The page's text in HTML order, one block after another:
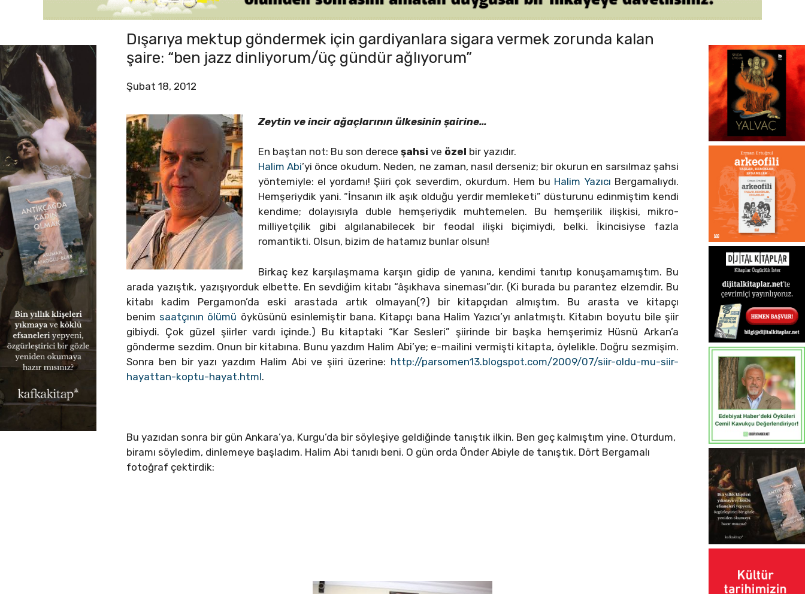
Dışarıya mektup göndermek için gardiyanlara sigara vermek zorunda kalan
şaire: “ben jazz dinliyorum/üç gündür ağlıyorum”
Şubat 18, 2012
Zeytin ve incir ağaçlarının ülkesinin şairine…
En baştan not: Bu son derece şahsi ve özel bir yazıdır.
Halim Abi’yi önce okudum. Neden, ne zaman, nasıl derseniz; bir okurun en sarsılmaz şahsi
yöntemiyle: el yordamı! Şiiri çok severdim, okurdum. Hem bu Halim Yazıcı Bergamalıydı.
Hemşeriydik yani. “İnsanın ilk aşık olduğu yerdir memleketi” düsturunu edinmiştim kendi
kendime; dolayısıyla duble hemşeriydik muhtemelen. Bu hemşerilik ilişkisi, mikro-
milliyetçilik gibi algılanabilecek bir feodal ilişki biçimiydi, belki. İkincisiyse fazla
romantikti. Olsun, bizim de hatamız bunlar olsun!
Birkaç kez karşılaşmama karşın gidip de yanına, kendimi tanıtıp konuşamamıştım. Bu
arada yazıştık, yazışıyorduk elbette. En sevdiğim kitabı “âşıkhava sineması”dır. (Ki burada bu parantez elzemdir. Bu
kitabı kadim Pergamon’da eski arastada artık olmayan(?) bir kitapçıdan almıştım. Bu arasta ve kitapçı
benim saatçının ölümü öyküsünü esinlemiştir bana. Kitapçı bana Halim Yazıcı’yı anlatmıştı. Kitabın boyutu bile şiir
gibiydi. Çok güzel şiirler vardı içinde.) Bu kitaptaki “Kar Sesleri” şiirinde bir başka hemşerimiz Hüsnü Arkan’a
gönderme sezdim. Onun bir kitabına. Bunu yazdım Halim Abi’ye; e-mailini vermişti kitapta, öylelikle. Doğru sezmişim.
Sonra ben bir yazı yazdım Halim Abi ve şiiri üzerine: http://parsomen13.blogspot.com/2009/07/siir-oldu-mu-siir-
hayattan-koptu-hayat.html.
Bu yazıdan sonra bir gün Ankara’ya, Kurgu’da bir söyleşiye geldiğinde tanıştık ilkin. Ben geç kalmıştım yine. Oturdum,
biramı söyledim, dinlemeye başladım. Halim Abi tanıdı beni. O gün orda Önder Abiyle de tanıştık. Dört Bergamalı
fotoğraf çektirdik: